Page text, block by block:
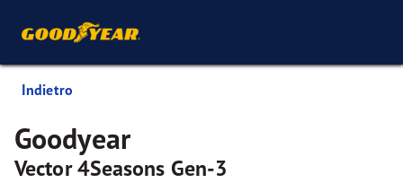
Indietro
Goodyear
Vector 4Seasons Gen-3